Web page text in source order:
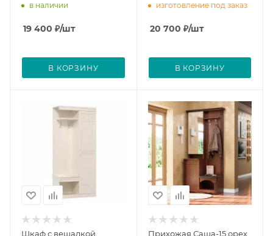
в наличии
19 400 ₽/шт
В КОРЗИНУ
изготовление под заказ
20 700 ₽/шт
В КОРЗИНУ
Шкаф с вешалкой
Прихожая Саша-15 орех